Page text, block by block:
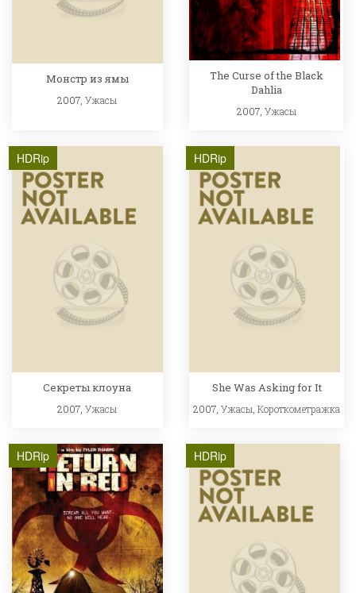
Монстр из ямы
2007,Ужасы
The Curse of the Black
Dahlia
2007, Ужасы
HDRip
Секреты клоуна
2007,Ужасы
HDRip
She Was Asking for It
2007,Ужасы ,Короткометражка
HDRip HDRip